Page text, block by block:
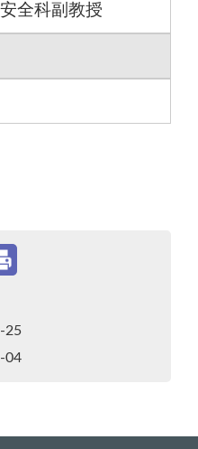
全科副教授
25
04